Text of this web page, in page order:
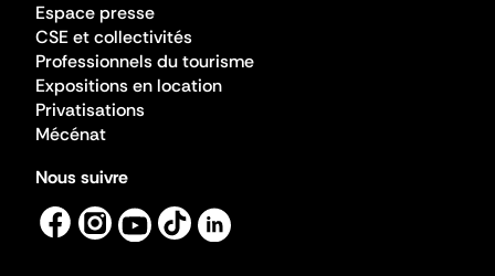
Espace presse
CSE et collectivités
Professionnels du tourisme
Expositions en location
Privatisations
Mécénat
Nous suivre